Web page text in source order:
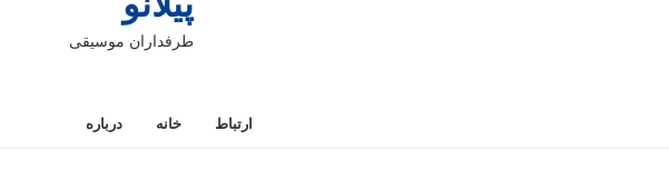
طرفداران موسیقی
ارتباط خانه درباره